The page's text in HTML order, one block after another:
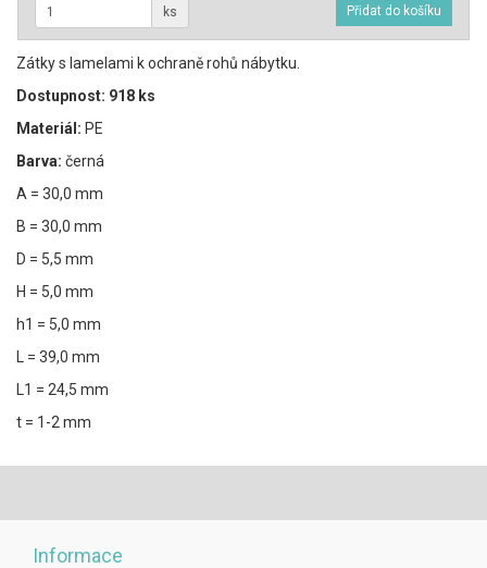
ks
Zátky s lamelami k ochraně rohů nábytku.
Dostupnost: 918 ks
Materiál: PE
Barva: černá
A = 30,0 mm
B = 30,0 mm
D = 5,5 mm
H = 5,0 mm
h1 = 5,0 mm
L = 39,0 mm
L1 = 24,5 mm
t = 1-2 mm
Informace